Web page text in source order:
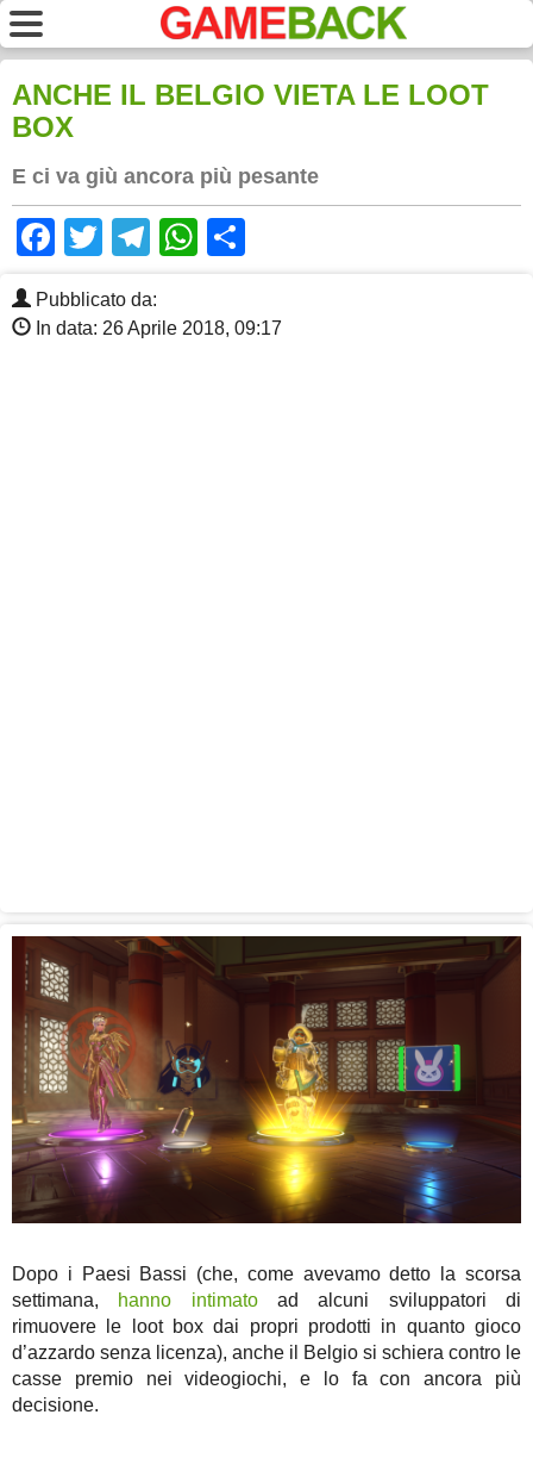
ANCHE IL BELGIO VIETA LE LOOT
BOX
E ci va giù ancora più pesante
Facebook
TwitterTelegram
WhatsApp
Pubblicato da:
In data: 26 Aprile 2018, 09:17
Dopo i Paesi Bassi (che, come avevamo detto la scorsa
settimana, hanno intimatoad alcuni sviluppatori di
rimuovere le loot box dai propri prodotti in quanto gioco
d’azzardo senza licenza), anche il Belgio si schiera contro le
casse premio nei videogiochi, e lo fa con ancora più
decisione.